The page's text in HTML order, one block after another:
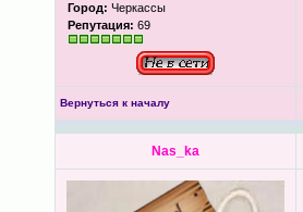
Город: Черкассы
Репутация: 69
Вернуться к началу
Nas_ka